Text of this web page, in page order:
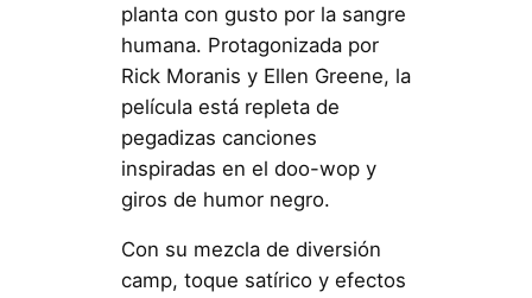
planta con gusto por la sangre
humana. Protagonizada por
Rick Moranis y Ellen Greene, la
película está repleta de
pegadizas canciones
inspiradas en el doo-wop y
giros de humor negro.
Con su mezcla de diversión
camp, toque satírico y efectos